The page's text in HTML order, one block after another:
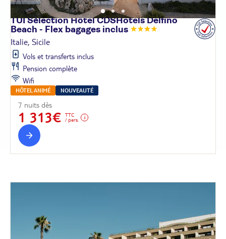
TUI Sélection Hôtel CDSHotels Delfino
Beach - Flex bagages inclus
Italie, Sicile
Vols et transferts inclus
Pension complète
Wifi
HÔTEL ANIMÉ NOUVEAUTÉ
7 nuits dès
1 313€
TTC
/ pers.